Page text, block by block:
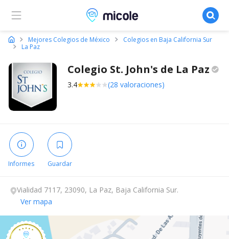
Micole, buscador de colegios
Mejores Colegios de México
Colegios en Baja California Sur
La Paz
Colegio St. John's de La Paz
3.4 (28 valoraciones)
Informes Guardar
Vialidad 7117, 23090, La Paz, Baja California Sur.
Ver mapa